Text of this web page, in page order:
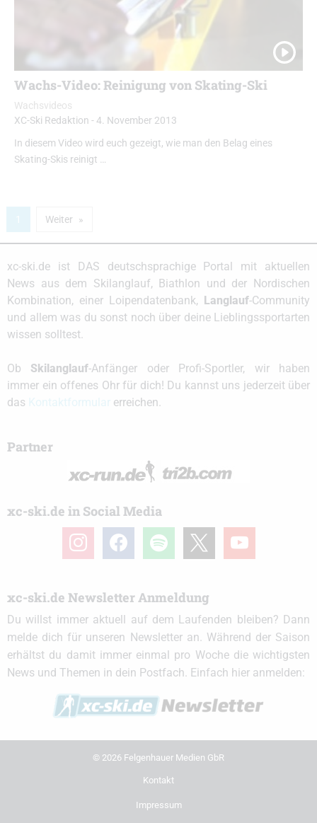
Wachs-Video: Reinigung von Skating-Ski
Wachsvideos
XC-Ski Redaktion -4. November 2013
In diesem Video wird euch gezeigt, wie man den Belag eines
Skating-Skis reinigt …
Weiter
xc-ski.de ist DAS deutschsprachige Portal mit aktuellen
News aus dem Skilanglauf, Biathlon und der Nordischen
Kombination, einer Loipendatenbank,
Langlauf-Community
und allem was du sonst noch über deine Lieblingssportarten
wissen solltest.
Ob Skilanglauf-Anfänger oder Profi-Sportler, wir haben
immer ein offenes Ohr für dich! Du kannst uns jederzeit über
das
erreichen.
Partner
xc-ski.de in Social Media
instagramfacebook spotify youtube
xc-ski.de Newsletter Anmeldung
Du willst immer aktuell auf dem Laufenden bleiben? Dann
melde dich für unseren Newsletter an. Während der Saison
erhältst du damit immer einmal pro Woche die wichtigsten
News und Themen in dein Postfach. Einfach hier anmelden:
© 2026 Felgenhauer Medien GbR
Kontakt
Impressum